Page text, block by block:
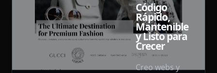
Código
Rápido,
Mantenible
y Listo para
Crecer
Creo webs y